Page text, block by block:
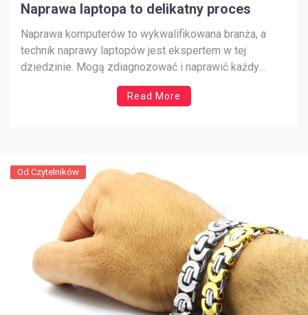
Naprawa laptopa to delikatny proces
Naprawa komputerów to wykwalifikowana branża, a
technik naprawy laptopów jest ekspertem w tej
dziedzinie. Mogą zdiagnozować i naprawić każdy
problem z laptopem, od prostego problemu z
oprogramowaniem po zepsuty ekran. Istnieje wiele
Read More
Od Czytelników